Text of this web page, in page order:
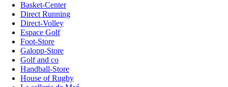
Basket-Center
Direct Running
Direct-Volley
Espace Golf
Foot-Store
Galopp-Store
Golf and co
Handball-Store
House of Rugby